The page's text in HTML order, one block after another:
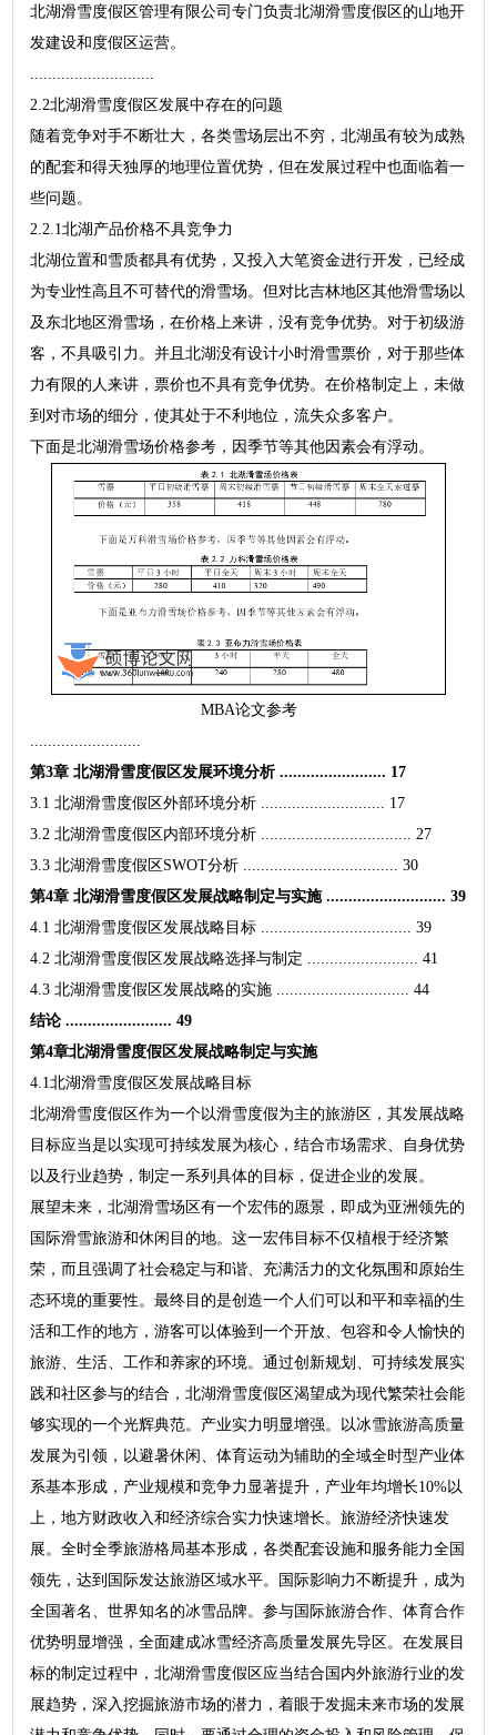
北湖滑雪度假区管理有限公司专门负责北湖滑雪度假区的山地开
发建设和度假区运营。
............................
2.2北湖滑雪度假区发展中存在的问题
随着竞争对手不断壮大，各类雪场层出不穷，北湖虽有较为成熟
的配套和得天独厚的地理位置优势，但在发展过程中也面临着一
些问题。
2.2.1北湖产品价格不具竞争力
北湖位置和雪质都具有优势，又投入大笔资金进行开发，已经成
为专业性高且不可替代的滑雪场。但对比吉林地区其他滑雪场以
及东北地区滑雪场，在价格上来讲，没有竞争优势。对于初级游
客，不具吸引力。并且北湖没有设计小时滑雪票价，对于那些体
力有限的人来讲，票价也不具有竞争优势。在价格制定上，未做
到对市场的细分，使其处于不利地位，流失众多客户。
下面是北湖滑雪场价格参考，因季节等其他因素会有浮动。
MBA论文参考
第3章 北湖滑雪度假区发展环境分析 ........................ 17
3.1 北湖滑雪度假区外部环境分析 ............................ 17
3.2 北湖滑雪度假区内部环境分析 .................................. 27
3.3 北湖滑雪度假区SWOT分析 ................................... 30
第4章 北湖滑雪度假区发展战略制定与实施 ........................... 39
4.1 北湖滑雪度假区发展战略目标 .................................. 39
4.2 北湖滑雪度假区发展战略选择与制定 ......................... 41
4.3 北湖滑雪度假区发展战略的实施 .............................. 44
结论 ........................ 49
第4章北湖滑雪度假区发展战略制定与实施
4.1北湖滑雪度假区发展战略目标
北湖滑雪度假区作为一个以滑雪度假为主的旅游区，其发展战略
目标应当是以实现可持续发展为核心，结合市场需求、自身优势
以及行业趋势，制定一系列具体的目标，促进企业的发展。
展望未来，北湖滑雪场区有一个宏伟的愿景，即成为亚洲领先的
国际滑雪旅游和休闲目的地。这一宏伟目标不仅植根于经济繁
荣，而且强调了社会稳定与和谐、充满活力的文化氛围和原始生
态环境的重要性。最终目的是创造一个人们可以和平和幸福的生
活和工作的地方，游客可以体验到一个开放、包容和令人愉快的
旅游、生活、工作和养家的环境。通过创新规划、可持续发展实
践和社区参与的结合，北湖滑雪度假区渴望成为现代繁荣社会能
够实现的一个光辉典范。产业实力明显增强。以冰雪旅游高质量
发展为引领，以避暑休闲、体育运动为辅助的全域全时型产业体
系基本形成，产业规模和竞争力显著提升，产业年均增长10%以
上，地方财政收入和经济综合实力快速增长。旅游经济快速发
展。全时全季旅游格局基本形成，各类配套设施和服务能力全国
领先，达到国际发达旅游区域水平。国际影响力不断提升，成为
全国著名、世界知名的冰雪品牌。参与国际旅游合作、体育合作
优势明显增强，全面建成冰雪经济高质量发展先导区。在发展目
标的制定过程中，北湖滑雪度假区应当结合国内外旅游行业的发
展趋势，深入挖掘旅游市场的潜力，着眼于发掘未来市场的发展